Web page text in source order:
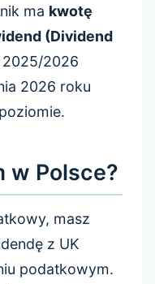
ma kwotę
(Dividend
2026
2026 roku
w Polsce?
masz
z UK
podatkowym.